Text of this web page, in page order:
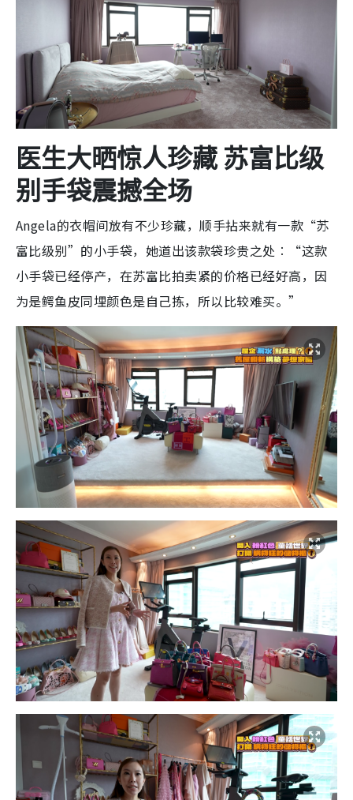
医生大晒惊人珍藏 苏富比级
别手袋震撼全场
Angela的衣帽间放有不少珍藏，顺手拈来就有一款“苏
富比级别”的小手袋，她道出该款袋珍贵之处︰“这款
小手袋已经停产，在苏富比拍卖紧的价格已经好高，因
为是鳄鱼皮同埋颜色是自己拣，所以比较难买。”